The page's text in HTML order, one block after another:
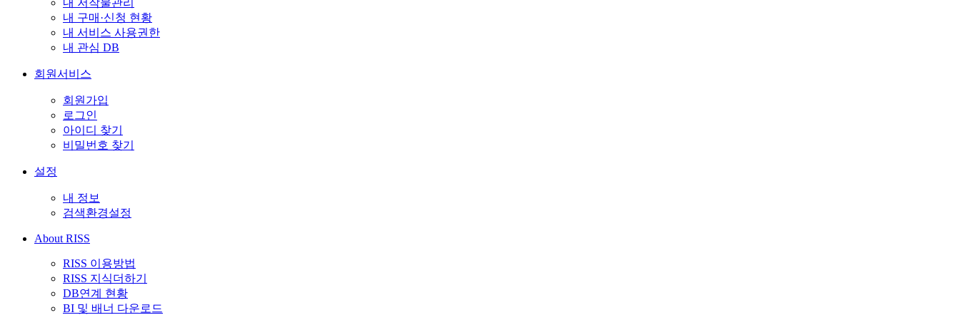
내 저작물관리
내 구매·신청 현황
내 서비스 사용권한
내 관심 DB
회원서비스
회원가입
로그인
아이디 찾기
비밀번호 찾기
설정
내 정보
검색환경설정
About RISS
RISS 이용방법
RISS 지식더하기
DB연계 현황
BI 및 배너 다운로드